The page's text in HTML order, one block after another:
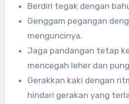
Berdiri tegak dengan
Genggam pegangan
menguncinya.
Jaga pandangan tetap
mencegah leher dan
Gerakkan kaki dengan
hindari gerakan yang